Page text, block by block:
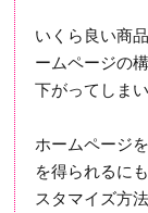
いくら良い商
ームページの
下がってしまい
ホームページ
を得られるに
スタマイズ方